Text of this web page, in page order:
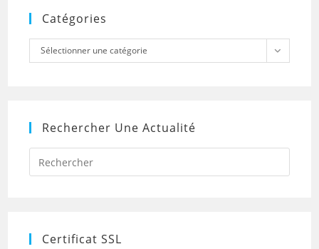
Catégories
Catégories
Sélectionner une catégorie
Rechercher Une Actualité
Press
to
Certificat SSL